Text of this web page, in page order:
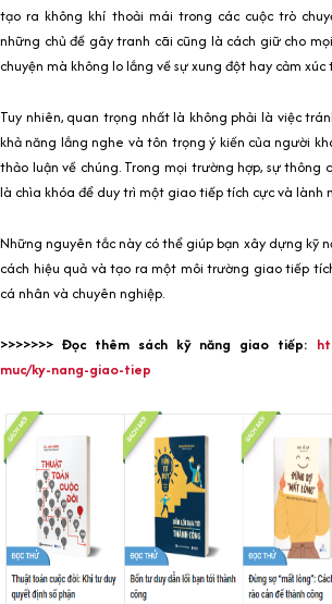
tạo ra không khí thoải mái trong các cuộc trò
những chủ đề gây tranh cãi cũng là cách giữ cho
chuyện mà không lo lắng về sự xung đột hay cảm xúc
Tuy nhiên, quan trọng nhất là không phải là việc
khả năng lắng nghe và tôn trọng ý kiến của người
thảo luận về chúng. Trong mọi trường hợp, sự thông
là chìa khóa để duy trì một giao tiếp tích cực và lành
Những nguyên tắc này có thể giúp bạn xây dựng kỹ
cách hiệu quả và tạo ra một môi trường giao tiếp
cá nhân và chuyên nghiệp.
>>>>>>> Đọc thêm sách kỹ năng giao tiếp:
muc/ky-nang-giao-tiep